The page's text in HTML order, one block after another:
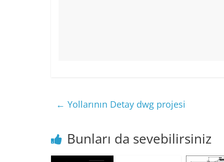
← Yollarının Detay dwg projesi
Bunları da sevebilirsiniz